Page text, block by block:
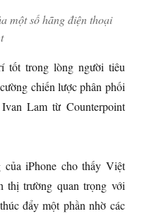
một số hãng điện thoại
tốt trong lòng người tiêu
chiến lược phân phối
Lam từ Counterpoint
iPhone cho thấy Việt
thị trường quan trọng với
đẩy một phần nhờ các